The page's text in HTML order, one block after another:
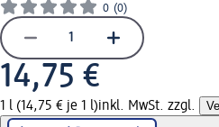
0 (0)
14,75 €
1 l (14,75 € je 1 l)inkl. MwSt. zzgl.